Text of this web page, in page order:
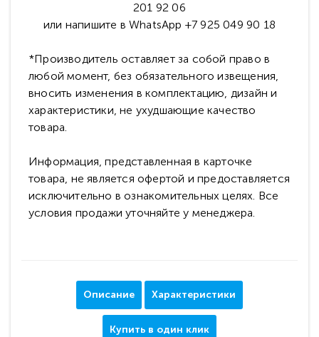
201 92 06
или напишите в WhatsApp +7 925 049 90 18
*Производитель оставляет за собой право в
любой момент, без обязательного извещения,
вносить изменения в комплектацию, дизайн и
характеристики, не ухудшающие качество
товара.
Информация, представленная в карточке
товара, не является офертой и предоставляется
исключительно в ознакомительных целях. Все
условия продажи уточняйте у менеджера.
Описание Характеристики
Купить в один клик